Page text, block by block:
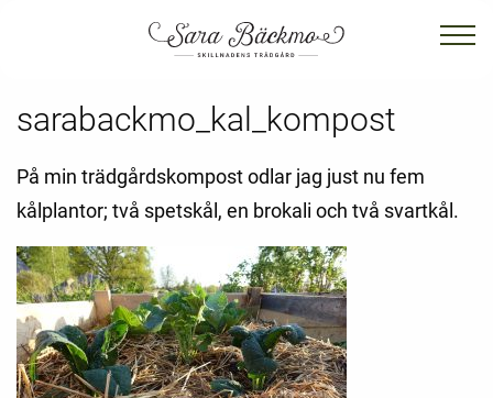
sarabackmo_kal_kompost
På min trädgårdskompost odlar jag just nu fem
kålplantor; två spetskål, en brokali och två svartkål.